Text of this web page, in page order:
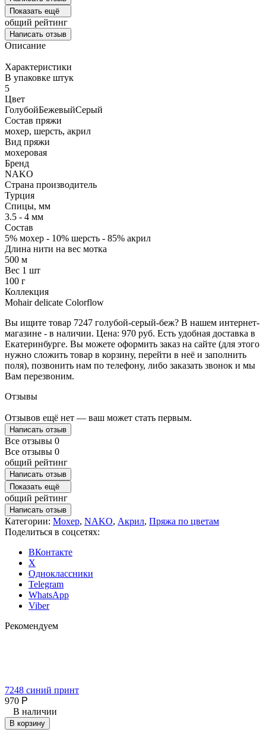
Показать ещё
общий рейтинг
Написать отзыв
Описание
Характеристики
В упаковке штук
5
Цвет
ГолубойБежевыйСерый
Состав пряжи
мохер, шерсть, акрил
Вид пряжи
мохеровая
Бренд
NAKO
Страна производитель
Турция
Спицы, мм
3.5 - 4 мм
Состав
5% мохер - 10% шерсть - 85% акрил
Длина нити на вес мотка
500 м
Вес 1 шт
100 г
Коллекция
Mohair delicate Colorflow
Вы ищите товар 7247 голубой-серый-беж? В нашем интернет-
магазине - в наличии. Цена: 970 руб. Есть удобная доставка в
Екатеринбурге. Вы можете оформить заказ на сайте (для этого
нужно сложить товар в корзину, перейти в неё и заполнить
поля), позвонить нам по телефону, либо заказать звонок и мы
Вам перезвоним.
Отзывы
Отзывов ещё нет — ваш может стать первым.
Написать отзыв
Все отзывы 0
Все отзывы 0
общий рейтинг
Написать отзыв
Показать ещё
общий рейтинг
Написать отзыв
Категории: Мохер, NAKO, Акрил, Пряжа по цветам
Поделиться в соцсетях:
ВКонтакте
X
Одноклассники
Telegram
WhatsApp
Viber
Рекомендуем
7248 синий принт
970 Р
В наличии
В корзину